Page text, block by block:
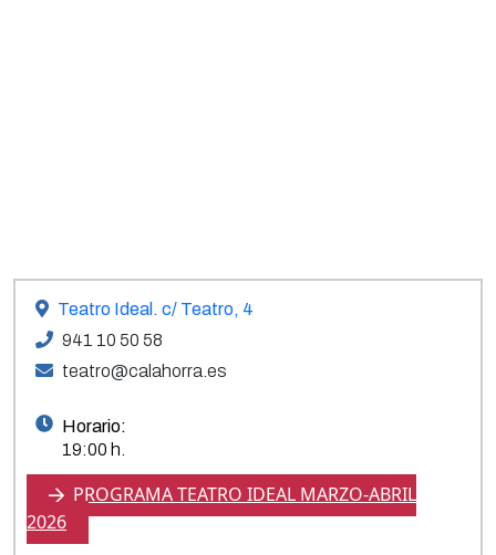
Teatro Ideal. c/ Teatro, 4
941 10 50 58
teatro@calahorra.es
Horario:
19:00 h.
PROGRAMA TEATRO IDEAL MARZO-ABRIL
2026